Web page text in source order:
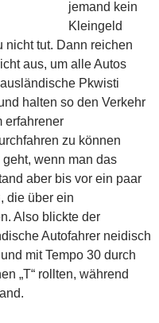
jemand kein
Kleingeld
nicht tut. Dann reichen
aus, um alle Autos
Pkwisti
halten so den Verkehr
erfahrener
zu können
wenn man das
aber bis vor ein paar
die über ein
Also blickte der
Autofahrer neidisch
mit Tempo 30 durch
„T“ rollten, während